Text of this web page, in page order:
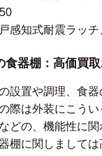
感知式耐震ラッ
食器棚：高価買
設置や調理、食
際は外装にこう
どの、機能性に
棚に関しまして